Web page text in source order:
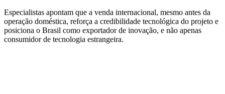
Especialistas apontam que a venda internacional, mesmo antes da
operação doméstica, reforça a credibilidade tecnológica do projeto e
posiciona o Brasil como exportador de inovação, e não apenas
consumidor de tecnologia estrangeira.